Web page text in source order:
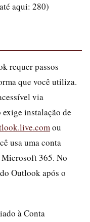
aqui: 280)
requer passos
que você utiliza.
via
exige instalação de
ou
usa uma conta
365. No
Outlook após o
à Conta